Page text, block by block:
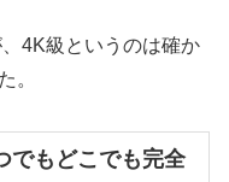
4K級というのは確か
。
でもどこでも完全